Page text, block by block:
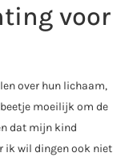
voor
over hun lichaam,
moeilijk om de
dat mijn kind
ik wil dingen ook niet